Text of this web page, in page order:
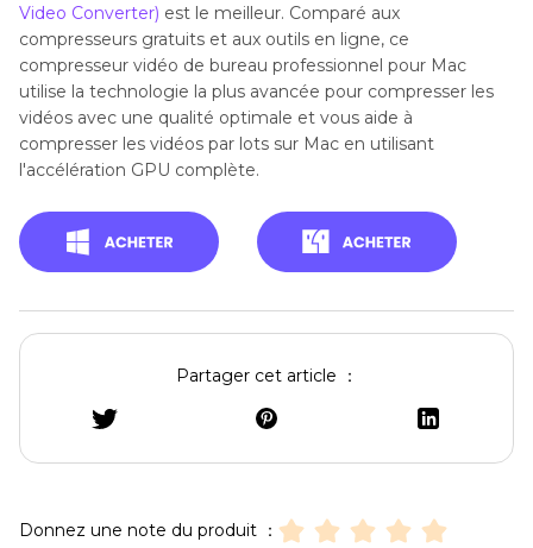
Video Converter) est le meilleur. Comparé aux
compresseurs gratuits et aux outils en ligne, ce
compresseur vidéo de bureau professionnel pour Mac
utilise la technologie la plus avancée pour compresser les
vidéos avec une qualité optimale et vous aide à
compresser les vidéos par lots sur Mac en utilisant
l'accélération GPU complète.
Partager cet article ：
Donnez une note du produit ：